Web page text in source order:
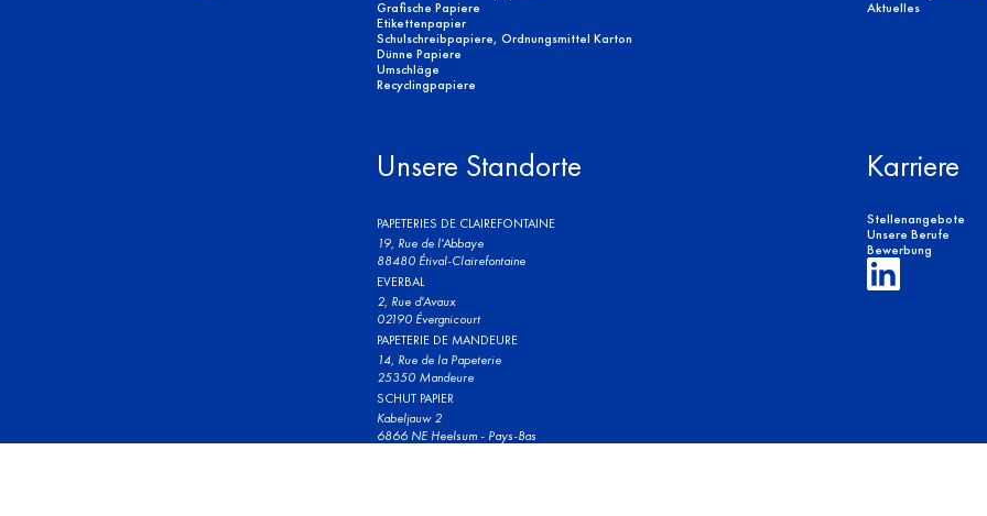
Grafische Papiere
Etikettenpapier
Schulschreibpapiere, Ordnungsmittel Karton
Dünne Papiere
Umschläge
Recyclingpapiere
Aktuelles
Unsere Standorte
PAPETERIES DE CLAIREFONTAINE
19, Rue de l'Abbaye
88480 Étival-Clairefontaine
EVERBAL
2, Rue d'Avaux
02190 Évergnicourt
PAPETERIE DE MANDEURE
14, Rue de la Papeterie
25350 Mandeure
SCHUT PAPIER
Kabeljauw 2
6866 NE Heelsum - Pays-Bas
Karriere
Stellenangebote
Unsere Berufe
Bewerbung